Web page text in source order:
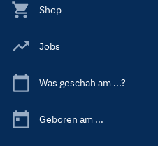
Shop
Jobs
Was geschah am ...?
Geboren am ...